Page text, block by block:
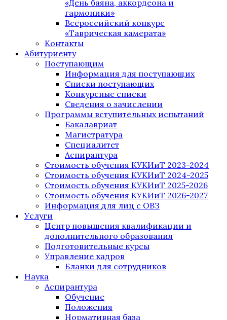
«День баяна, аккордеона и
гармоники»
Всероссийский конкурс
«Таврическая камерата»
Контакты
Абитуриенту
Поступающим
Информация для поступающих
Списки поступающих
Конкурсные списки
Сведения о зачислении
Программы вступительных испытаний
Бакалавриат
Магистратура
Специалитет
Аспирантура
Стоимость обучения КУКИиТ 2023-2024
Стоимость обучения КУКИиТ 2024-2025
Стоимость обучения КУКИиТ 2025-2026
Стоимость обучения КУКИиТ 2026-2027
Информация для лиц с ОВЗ
Услуги
Центр повышения квалификации и
дополнительного образования
Подготовительные курсы
Управление кадров
Бланки для сотрудников
Наука
Аспирантура
Обучение
Положения
Нормативная база